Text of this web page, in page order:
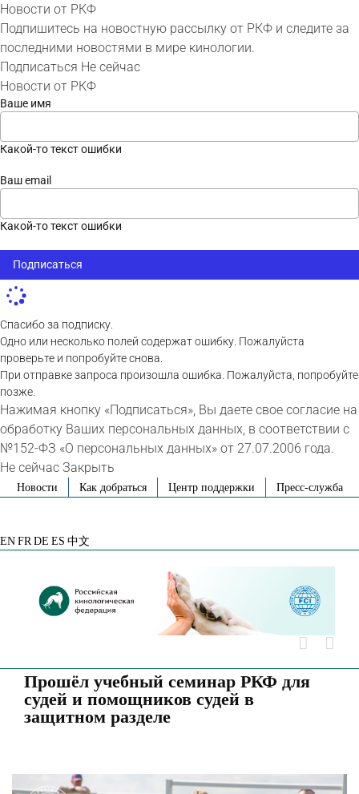
Новости от РКФ
Подпишитесь на новостную рассылку от РКФ и следите за
последними новостями в мире кинологии.
Подписаться Не сейчас
Новости от РКФ
Ваше имя
Какой-то текст ошибки
Ваш email
Какой-то текст ошибки
Подписаться
Спасибо за подписку.
Одно или несколько полей содержат ошибку. Пожалуйста
проверьте и попробуйте снова.
При отправке запроса произошла ошибка. Пожалуйста, попробуйте
позже.
Нажимая кнопку «Подписаться», Вы даете свое согласие на
обработку Ваших персональных данных, в соответствии с
№152-ФЗ «О персональных данных» от 27.07.2006 года.
Не сейчас Закрыть
SkipНовости Как добраться Центр поддержки Пресс-служба
EN FR DE ES 中文
Прошёл учебный семинар РКФ для
судей и помощников судей в
защитном разделе